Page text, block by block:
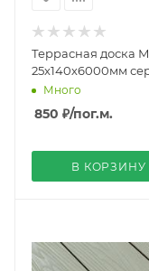
Террасная доска
25х140х6000мм
Много
850 ₽/пог.м.
В КОРЗИНУ